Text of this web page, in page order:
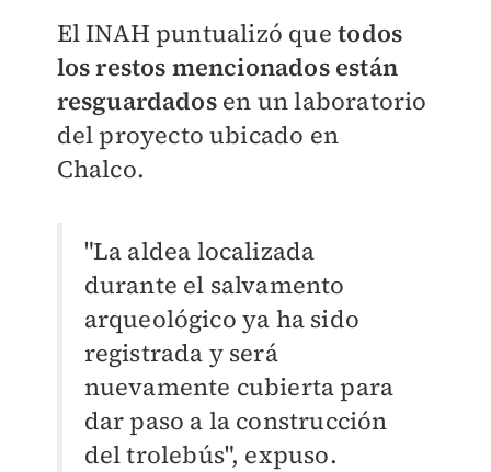
El INAH puntualizó quetodos
los restos mencionados están
resguardadosen un laboratorio
del proyecto ubicado en
Chalco.
"La aldea localizada
durante el salvamento
arqueológico ya ha sido
registrada y será
nuevamente cubierta para
dar paso a la construcción
del trolebús", expuso.